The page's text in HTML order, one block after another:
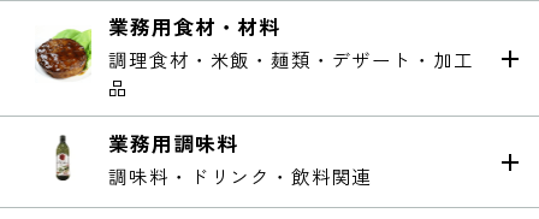
業務用食材・材料
調理食材・米飯・麺類・デザート・加工
品
業務用調味料
調味料・ドリンク・飲料関連